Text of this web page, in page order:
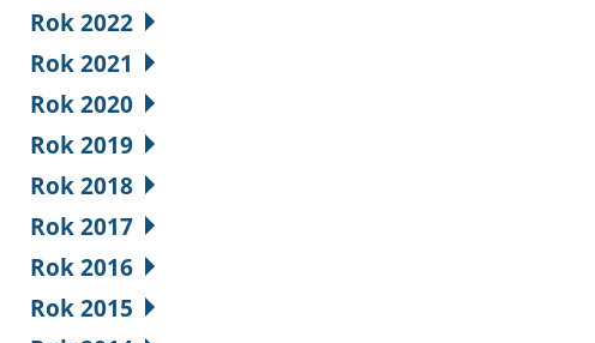
Rok 2022
Rok 2021
Rok 2020
Rok 2019
Rok 2018
Rok 2017
Rok 2016
Rok 2015